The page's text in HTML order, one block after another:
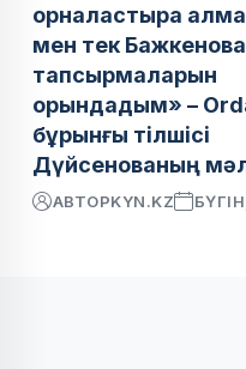
орналастыра
мен тек
тапсырмаларын
орындадым» –
бұрынғы тілшісі
Дүйсенованың
АВТОРKYN.KZ